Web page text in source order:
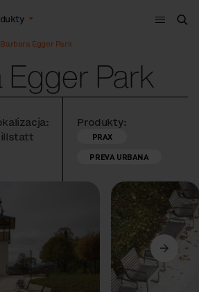
Menu
Barbara Egger Park
Park
Produkty:
PRAX
PREVA URBANA
Dalej